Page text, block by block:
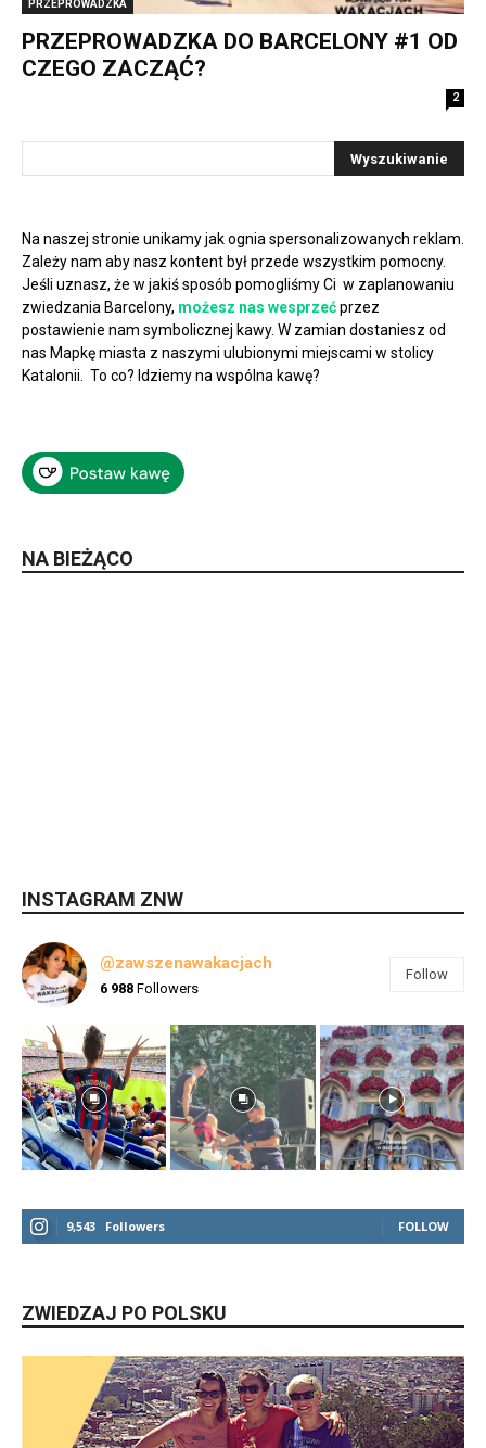
PRZEPROWADZKA
PRZEPROWADZKA DO BARCELONY #1 OD
CZEGO ZACZĄĆ?
2
Na naszej stronie unikamy jak ognia spersonalizowanych reklam.
Zależy nam aby nasz kontent był przede wszystkim pomocny.
Jeśli uznasz, że w jakiś sposób pomogliśmy Ci w zaplanowaniu
zwiedzania Barcelony, możesz nas wesprzećprzez
postawienie nam symbolicznej kawy. W zamian dostaniesz od
nas Mapkę miasta z naszymi ulubionymi miejscami w stolicy
Katalonii. To co? Idziemy na wspólna kawę?
NA BIEŻĄCO
INSTAGRAM ZNW
@zawszenawakacjach
6 988 Followers
Follow
9,543 Followers FOLLOW
ZWIEDZAJ PO POLSKU